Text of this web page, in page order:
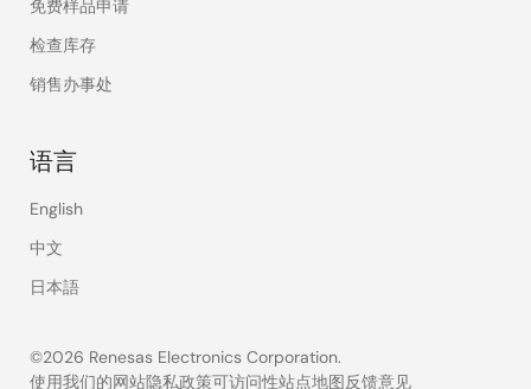
免费样品申请
检查库存
销售办事处
语言
English
中文
日本語
©2026 Renesas Electronics Corporation.
使用我们的网站隐私政策可访问性站点地图反馈意见